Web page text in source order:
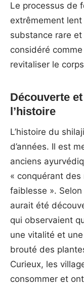
Le processus de
extrêmement
substance rare
considéré
revitaliser le
Découverte
l’histoire
L’histoire du
d’années. Il est
anciens
« conquérant
faiblesse ».
aurait été
qui observaient
une vitalité et
brouté des
Curieux, les
consommer et